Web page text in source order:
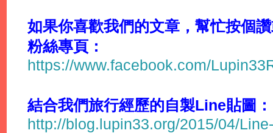
如果你喜歡我們的文章，幫忙按個
粉絲專頁：
https://www.facebook.com/
結合我們旅行經歷的自製Line貼圖：
http://blog.lupin33.org/2015/04/